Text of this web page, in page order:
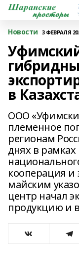
Новости 3 ФЕВРАЛЯ
в
ООО
племенное
регионам
днях в
кооперация и
майским
центр начал
продукцию и в